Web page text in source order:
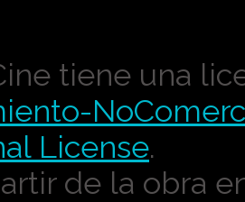
tiene una
License.
de la obra